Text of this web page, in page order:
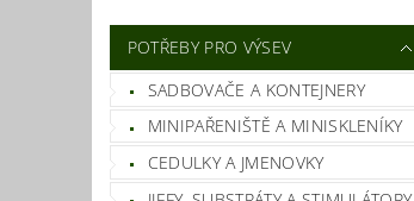
POTŘEBY PRO VÝSEV
SADBOVAČE A KONTEJNERY
MINIPAŘENIŠTĚ A MINISKLENÍKY
CEDULKY A JMENOVKY